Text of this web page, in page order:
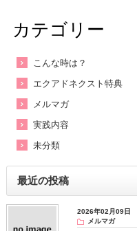
カテゴリー
こんな時は？
エクアドネクスト特典
メルマガ
実践内容
未分類
最近の投稿
2026年02月09日
メルマガ